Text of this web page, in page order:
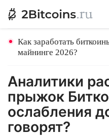
Как заработать
майнинге 2026?
Аналитики
прыжок
ослабления
говорят?